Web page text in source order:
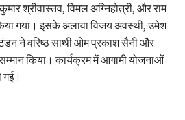
श्रीवास्तव, विमल अग्निहोत्री, और राम
गया। इसके अलावा विजय अवस्थी, उमेश
ने वरिष्ठ साथी ओम प्रकाश सैनी और
किया। कार्यक्रम में आगामी योजनाओं
गई।